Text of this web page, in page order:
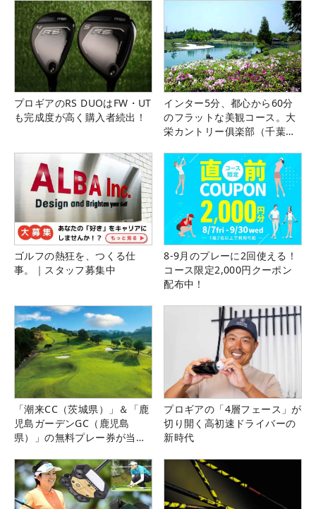
プロギアのRS DUOはFW・UT
も完成度が高く購入者続出！
インター5分、都心から60分
のフラットな美観コース。大
栄カントリー俱楽部（千葉
ゴルフの熱狂を、つくる仕
事。｜スタッフ募集中
8-9月のプレーに2回使える！
コース限定2,000円クーポン
配布中！
「潮来CC（茨城県）」＆「鹿
児島ガーデンGC（鹿児島
県）」の無料プレー券が当た
プロギアの「4層フェース」が
切り開く高初速ドライバーの
新時代